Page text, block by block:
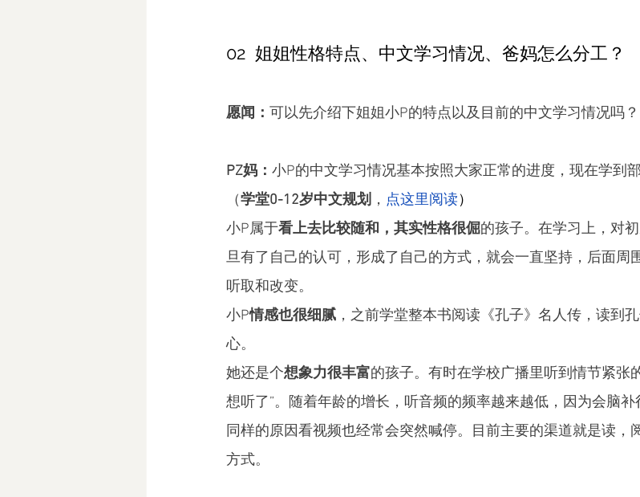
02  姐姐性格特点、中文学习情况、爸妈怎么分工？
愿闻： 可以先介绍下姐姐小P的特点以及目前的中文学习情况吗？
PZ妈： 小P的中文学习情况基本按照大家正常的进度，现在学到
（学堂0-12岁中文规划 ， 点这里阅读）
小P属于看上去比较随和，其实性格很倔的孩子。在学习上，对
旦有了自己的认可，形成了自己的方式，就会一直坚持，后面周
听取和改变。
小P情感也很细腻 ，之前学堂整本书阅读《孔子》名人传，读到
心。
她还是个想象力很丰富的孩子。有时在学校广播里听到情节紧张
想听了”。随着年龄的增长，听音频的频率越来越低，因为会脑补
同样的原因看视频也经常会突然喊停。目前主要的渠道就是读，
方式。